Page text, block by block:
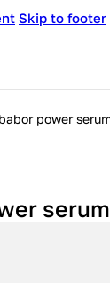
Skip to footer
babor power